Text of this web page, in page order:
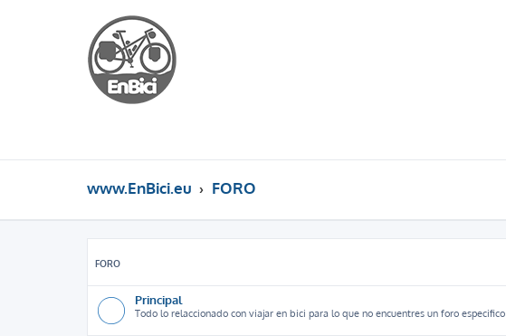
www.EnBici.eu FORO
FORO
Principal
Todo lo relaccionado con viajar en bici para lo que no encuentres un foro especifico